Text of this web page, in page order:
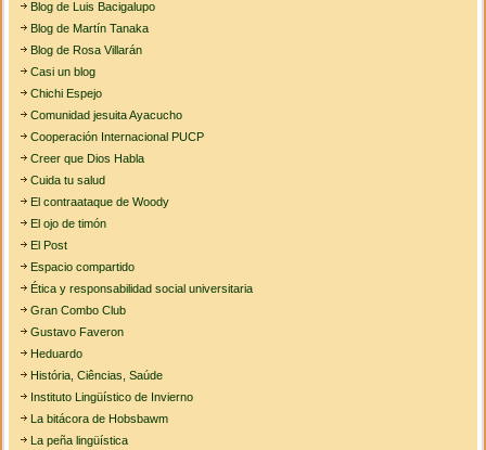
Blog de Luis Bacigalupo
Blog de Martín Tanaka
Blog de Rosa Villarán
Casi un blog
Chichi Espejo
Comunidad jesuita Ayacucho
Cooperación Internacional PUCP
Creer que Dios Habla
Cuida tu salud
El contraataque de Woody
El ojo de timón
El Post
Espacio compartido
Ética y responsabilidad social universitaria
Gran Combo Club
Gustavo Faveron
Heduardo
História, Ciências, Saúde
Instituto Lingüístico de Invierno
La bitácora de Hobsbawm
La peña lingüística